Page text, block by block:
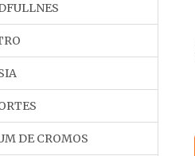
DE CROMOS